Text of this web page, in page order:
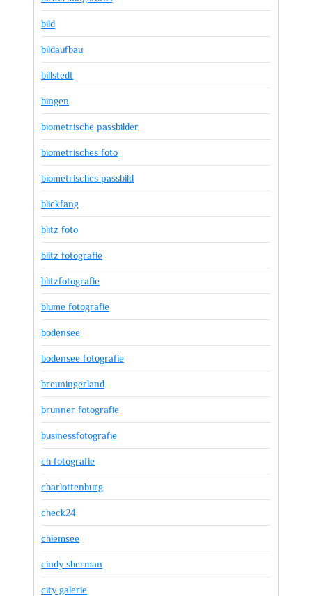
bild
bildaufbau
billstedt
bingen
biometrische passbilder
biometrisches foto
biometrisches passbild
blickfang
blitz foto
blitz fotografie
blitzfotografie
blume fotografie
bodensee
bodensee fotografie
breuningerland
brunner fotografie
businessfotografie
ch fotografie
charlottenburg
check24
chiemsee
cindy sherman
city galerie